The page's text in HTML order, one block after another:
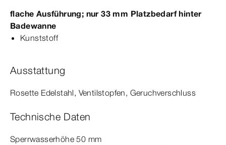
flache Ausführung; nur 33 mm Platzbedarf hinter
Badewanne
Kunststoff
Ausstattung
Rosette Edelstahl, Ventilstopfen, Geruchverschluss
Technische Daten
Sperrwasserhöhe 50 mm